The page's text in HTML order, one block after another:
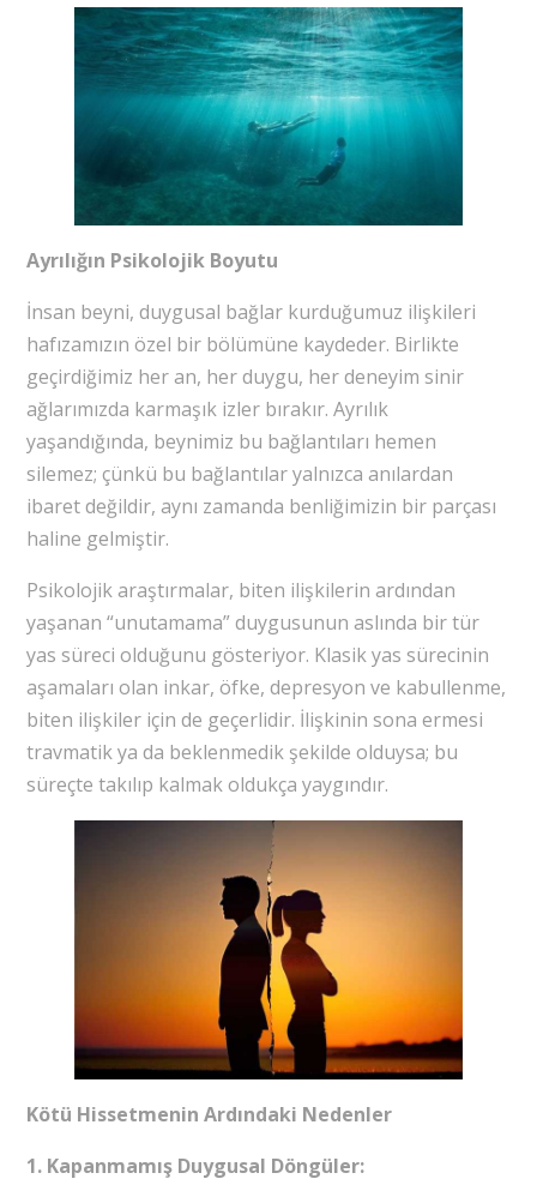
Ayrılığın Psikolojik Boyutu
İnsan beyni, duygusal bağlar kurduğumuz ilişkileri
hafızamızın özel bir bölümüne kaydeder. Birlikte
geçirdiğimiz her an, her duygu, her deneyim sinir
ağlarımızda karmaşık izler bırakır. Ayrılık
yaşandığında, beynimiz bu bağlantıları hemen
silemez; çünkü bu bağlantılar yalnızca anılardan
ibaret değildir, aynı zamanda benliğimizin bir parçası
haline gelmiştir.
Psikolojik araştırmalar, biten ilişkilerin ardından
yaşanan “unutamama” duygusunun aslında bir tür
yas süreci olduğunu gösteriyor. Klasik yas sürecinin
aşamaları olan inkar, öfke, depresyon ve kabullenme,
biten ilişkiler için de geçerlidir. İlişkinin sona ermesi
travmatik ya da beklenmedik şekilde olduysa; bu
süreçte takılıp kalmak oldukça yaygındır.
Kötü Hissetmenin Ardındaki Nedenler
1. Kapanmamış Duygusal Döngüler: